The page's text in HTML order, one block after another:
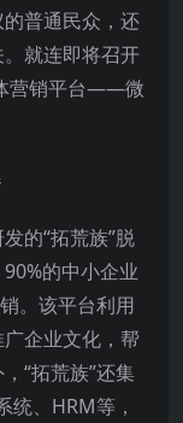
普通民众，还
就连即将召开
营销平台——微
的“拓荒族”脱
的中小企业
。该平台利用
企业文化，帮
“拓荒族”还集
统、HRM等，